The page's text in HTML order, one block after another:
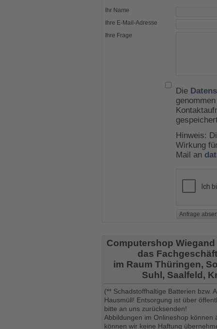
Ihr Name
Ihre E-Mail-Adresse
Ihre Frage
Die
Hinweis:
Wirkung
Mail an
Computershop
das
im Raum Thüringen,
Suhl, Saalfeld,
(** Schadstoffhaltige Batterien bzw.
Hausmüll! Entsorgung ist über
bitte an uns zurücksenden!
Abbildungen im Onlineshop
können wir keine Haftung